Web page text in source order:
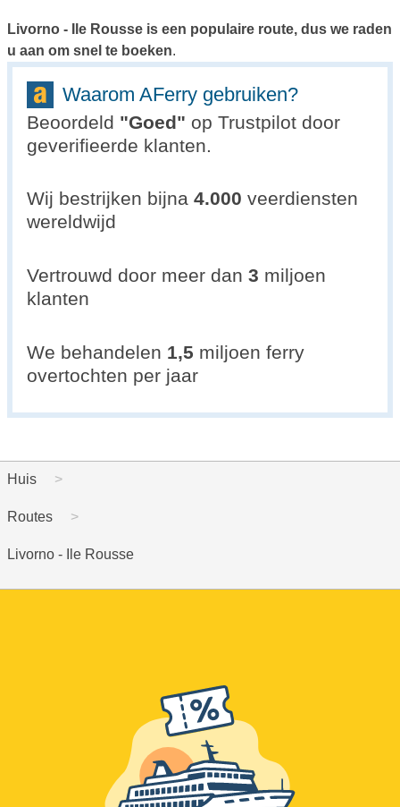
Livorno - Ile Rousse is een populaire route, dus we raden
u aan om snel te boeken.
Waarom AFerry gebruiken?
Beoordeld "Goed" op Trustpilot door
geverifieerde klanten.
Wij bestrijken bijna 4.000 veerdiensten
wereldwijd
Vertrouwd door meer dan 3 miljoen
klanten
We behandelen 1,5 miljoen ferry
overtochten per jaar
Huis
Routes
Livorno - Ile Rousse